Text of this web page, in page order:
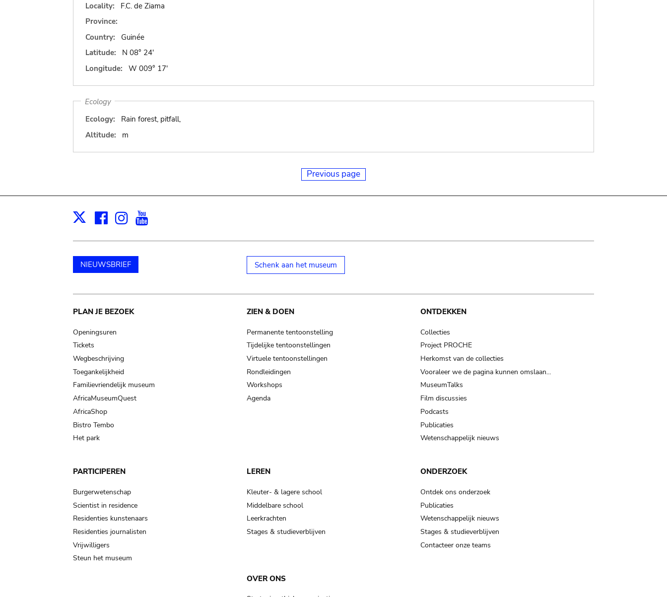
Locality:
F.C. de Ziama
Province:
Country:
Guinée
Latitude:
N 08° 24'
Longitude:
W 009° 17'
Ecology
Ecology:
Rain forest, pitfall,
Altitude:
m
Previous page
X Facebook
Instagram
NIEUWSBRIEF Schenk aan het museum
Main
navigation
PLAN JE BEZOEK
Openingsuren
Tickets
Wegbeschrijving
Toegankelijkheid
Familievriendelijk museum
AfricaMuseumQuest
AfricaShop
Bistro Tembo
Het park
ZIEN & DOEN
Permanente tentoonstelling
Tijdelijke tentoonstellingen
Virtuele tentoonstellingen
Rondleidingen
Workshops
Agenda
ONTDEKKEN
Collecties
Project PROCHE
Herkomst van de collecties
Vooraleer we de pagina kunnen omslaan…
MuseumTalks
Film discussies
Podcasts
Publicaties
Wetenschappelijk nieuws
PARTICIPEREN
Burgerwetenschap
Scientist in residence
Residenties kunstenaars
Residenties journalisten
Vrijwilligers
Steun het museum
LEREN
Kleuter- & lagere school
Middelbare school
Leerkrachten
Stages & studieverblijven
ONDERZOEK
Ontdek ons onderzoek
Publicaties
Wetenschappelijk nieuws
Stages & studieverblijven
Contacteer onze teams
OVER ONS